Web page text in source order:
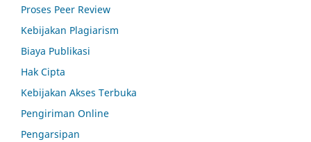
Proses Peer Review
Kebijakan Plagiarism
Biaya Publikasi
Hak Cipta
Kebijakan Akses Terbuka
Pengiriman Online
Pengarsipan